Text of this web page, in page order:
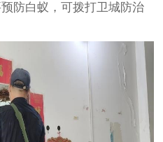
防白蚁，可拨打卫城防治